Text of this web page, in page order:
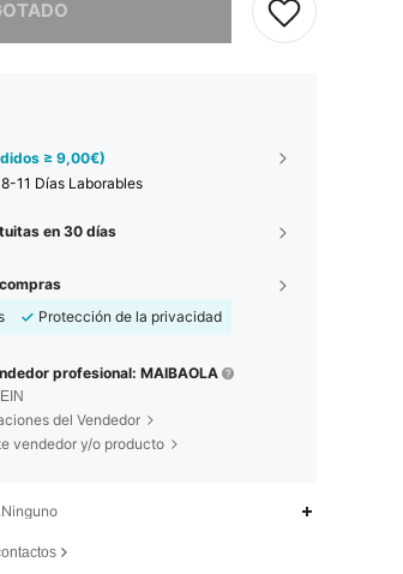
≥ 9,00€)
8-11 Días Laborables
en 30 días
Protección de la privacidad
profesional: MAIBAOLA
del Vendedor
vendedor y/o producto